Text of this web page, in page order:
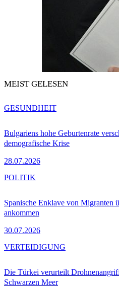
MEIST GELESEN
Bulgariens hohe Geburtenrate
demografische Krise
28.07.2026
GESUNDHEIT
Spanische Enklave von Migranten
ankommen
30.07.2026
POLITIK
Die Türkei verurteilt
Schwarzen Meer
VERTEIDIGUNG